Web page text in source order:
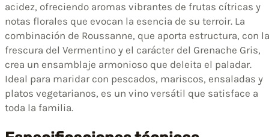
acidez, ofreciendo aromas vibrantes de frutas cítricas y
notas florales que evocan la esencia de su terroir. La
combinación de Roussanne, que aporta estructura, con la
frescura del Vermentino y el carácter del Grenache Gris,
crea un ensamblaje armonioso que deleita el paladar.
Ideal para maridar con pescados, mariscos, ensaladas y
platos vegetarianos, es un vino versátil que satisface a
toda la familia.